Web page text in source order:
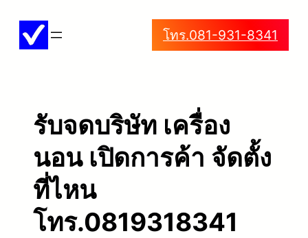
โทร.081-931-8341
รับจดบริษัท เครื่อง
นอน เปิดการค้า จัดตั้ง
ที่ไหน
โทร.0819318341